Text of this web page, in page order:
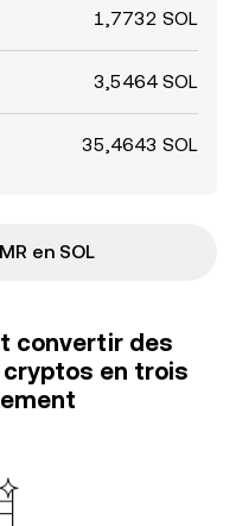
1,7732 SOL
3,5464 SOL
35,4643 SOL
en SOL
convertir des
cryptos en trois